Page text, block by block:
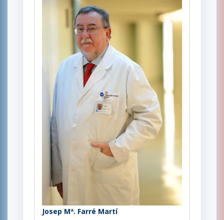
Josep Mª. Farré Martí